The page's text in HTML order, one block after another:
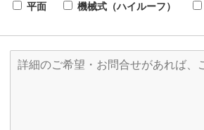
平面 機械式（ハイルーフ）